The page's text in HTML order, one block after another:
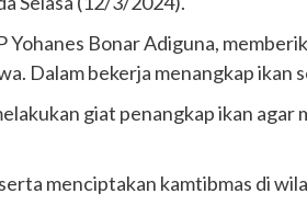
Bonar Adiguna,
Dalam bekerja menangkap ikan
giat penangkap ikan
menciptakan kamtibmas di